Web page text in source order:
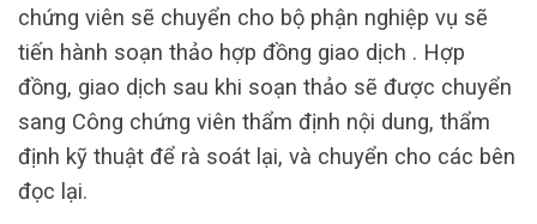
chứng viên sẽ chuyển cho bộ phận nghiệp vụ sẽ
tiến hành soạn thảo hợp đồng giao dịch . Hợp
đồng, giao dịch sau khi soạn thảo sẽ được chuyển
sang Công chứng viên thẩm định nội dung, thẩm
định kỹ thuật để rà soát lại, và chuyển cho các bên
đọc lại.